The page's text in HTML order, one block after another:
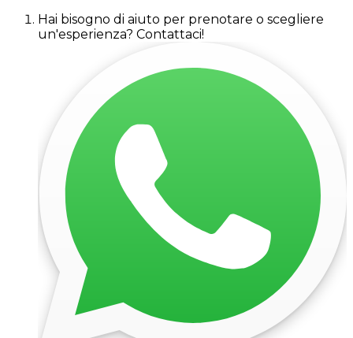
Hai bisogno di aiuto per prenotare o scegliere
un'esperienza? Contattaci!